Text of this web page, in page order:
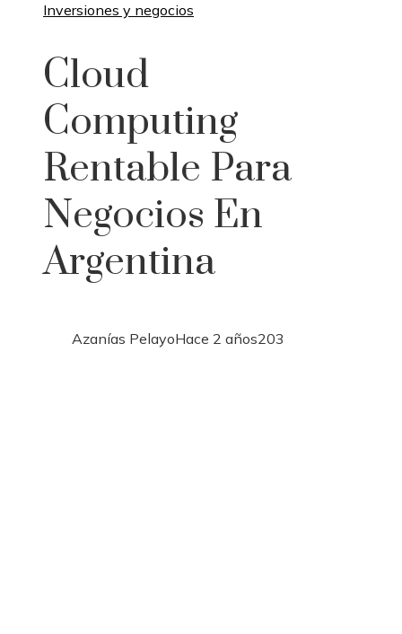
Inversiones y negocios
Cloud
Computing
Rentable Para
Negocios En
Argentina
Azanías PelayoHace 2 años203